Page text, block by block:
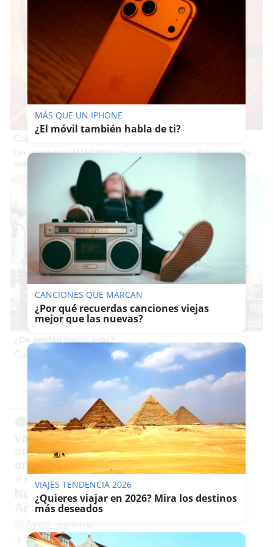
Un verdadero MMORPG de la vieja escuela ¡Cómo los de
antes, pero mejor!
Costumbres que rompen todos los esquemas
🔴08:35 h.@PoliciaSevilladetiene a un
varón (45) que acababa de atracar con
arma de fuego (simulada) una farmacia
en el Distrito San Pablo Santa Justa.
#Sevilla
No hay personas afectadas.
Ampliaremos información
@Ayto_Sevilla
https://t.co/ibo5ldrhAa
MÁS QUE UN IPHONE
¿El móvil también habla de ti?
CANCIONES QUE MARCAN
¿Por qué recuerdas canciones viejas
mejor que las nuevas?
VIAJES TENDENCIA 2026
¿Quieres viajar en 2026? Mira los destinos
más deseados